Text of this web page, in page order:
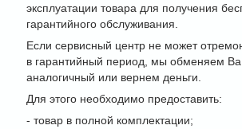
эксплуатации товара для получения
гарантийного обслуживания.
Если сервисный центр не может
в гарантийный период, мы обменяем
аналогичный или вернем деньги.
Для этого необходимо предоставить:
- товар в полной комплектации;